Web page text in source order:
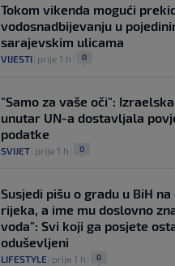
Tokom vikenda mogući
vodosnadbijevanju u
sarajevskim ulicama
VIJESTI prije 1 h 0
"Samo za vaše oči":
unutar UN-a dostavljala
podatke
SVIJET prije 1 h 0
Susjedi pišu o gradu u BiH
rijeka, a ime mu doslovno
voda": Svi koji ga posjete
oduševljeni
LIFESTYLE prije 1 h 0